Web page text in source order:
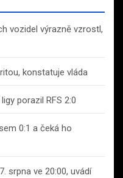
vozidel výrazně vzrostl,
konstatuje vláda
porazil RFS 2:0
0:1 a čeká ho
srpna ve 20:00, uvádí